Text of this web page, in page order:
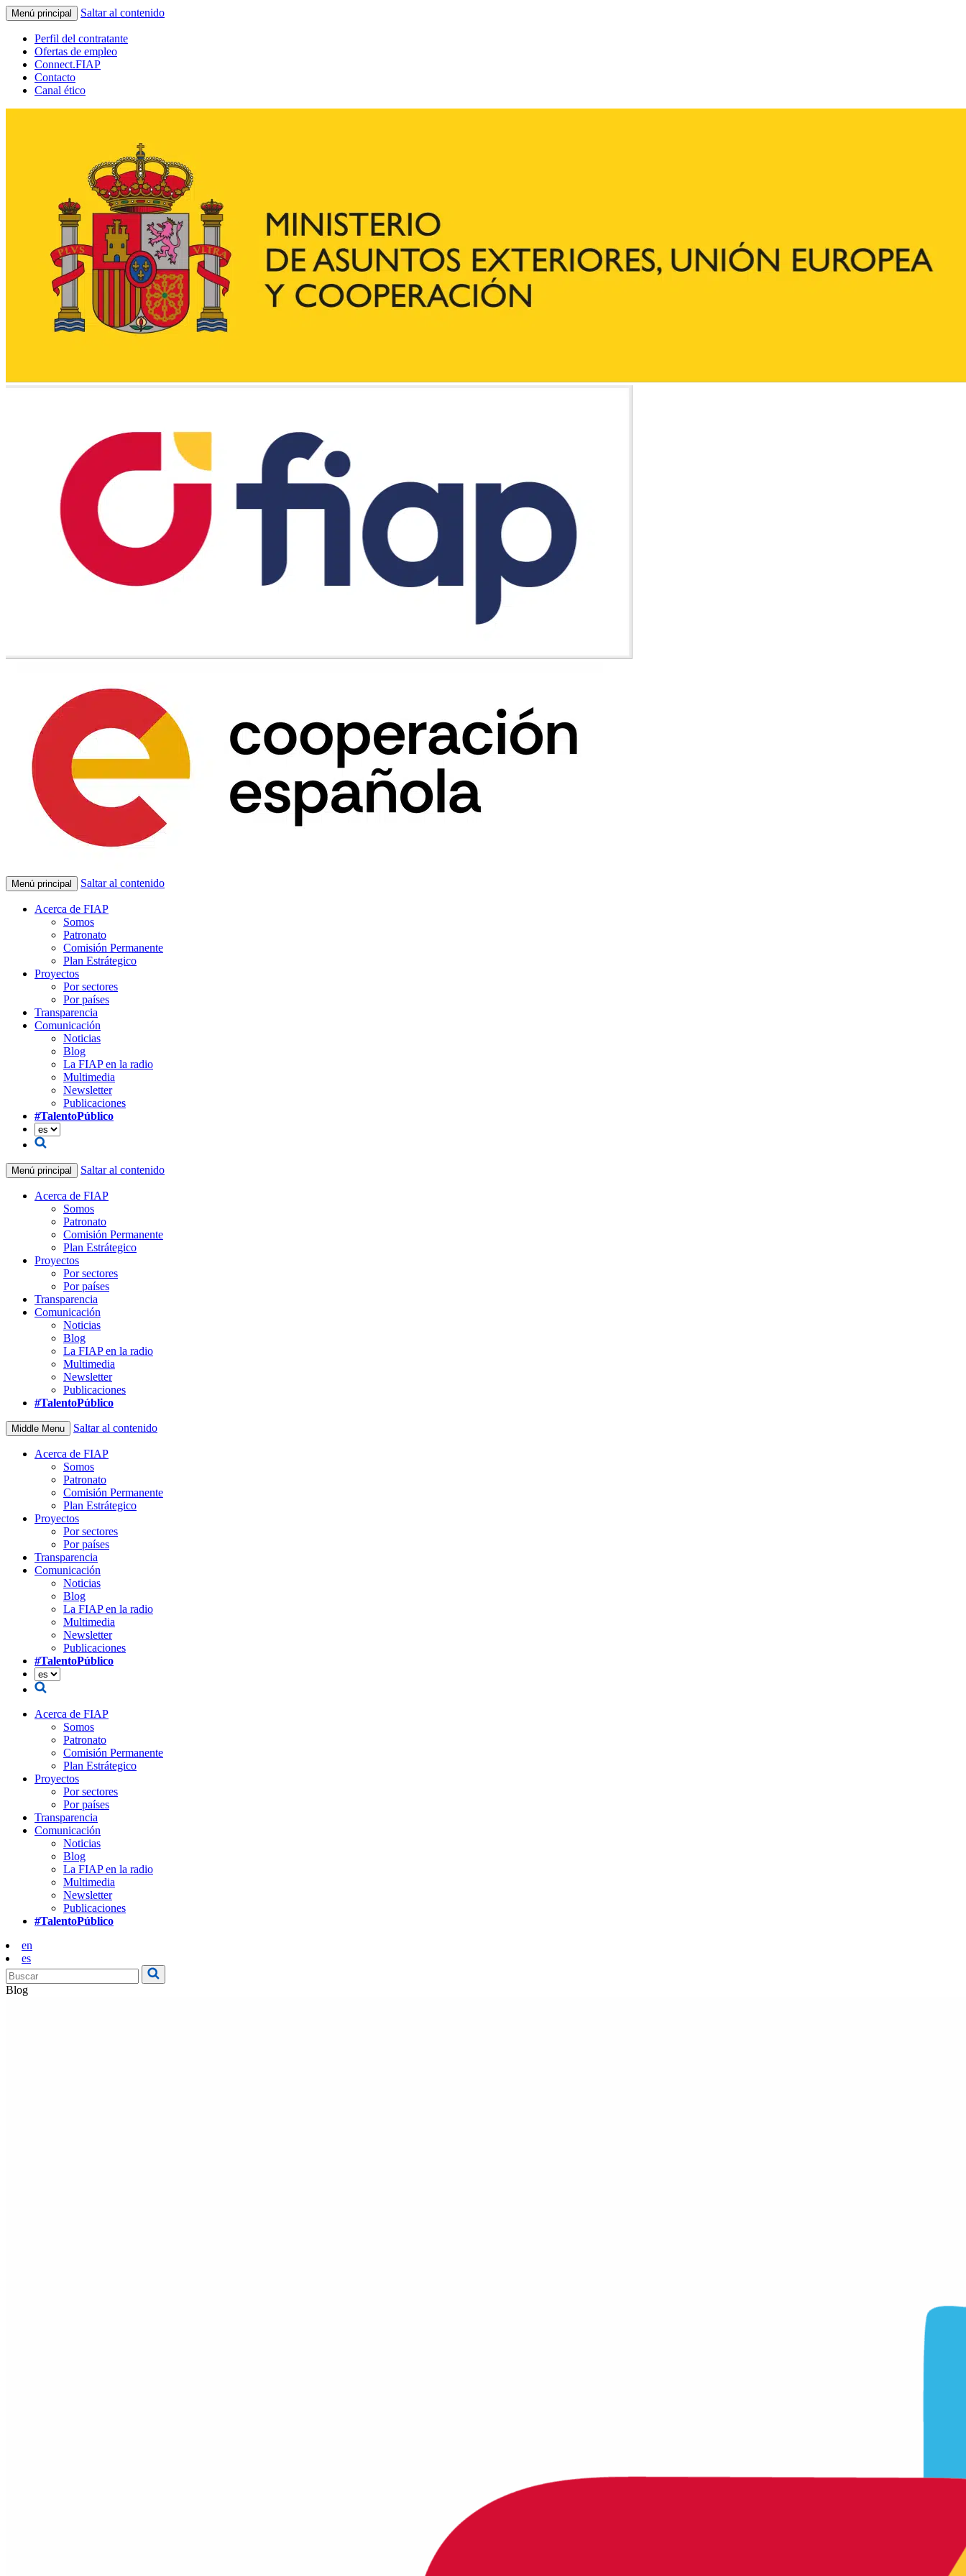
Menú principal Saltar al contenido
Perfil del contratante
Ofertas de empleo
Connect.FIAP
Contacto
Canal ético
Menú principal Saltar al contenido
Acerca de FIAP
Somos
Patronato
Comisión Permanente
Plan Estrátegico
Proyectos
Por sectores
Por países
Transparencia
Comunicación
Noticias
Blog
La FIAP en la radio
Multimedia
Newsletter
Publicaciones
#TalentoPúblico
Menú principal Saltar al contenido
Acerca de FIAP
Somos
Patronato
Comisión Permanente
Plan Estrátegico
Proyectos
Por sectores
Por países
Transparencia
Comunicación
Noticias
Blog
La FIAP en la radio
Multimedia
Newsletter
Publicaciones
#TalentoPúblico
Middle Menu Saltar al contenido
Acerca de FIAP
Somos
Patronato
Comisión Permanente
Plan Estrátegico
Proyectos
Por sectores
Por países
Transparencia
Comunicación
Noticias
Blog
La FIAP en la radio
Multimedia
Newsletter
Publicaciones
#TalentoPúblico
Acerca de FIAP
Somos
Patronato
Comisión Permanente
Plan Estrátegico
Proyectos
Por sectores
Por países
Transparencia
Comunicación
Noticias
Blog
La FIAP en la radio
Multimedia
Newsletter
Publicaciones
#TalentoPúblico
en
es
Blog